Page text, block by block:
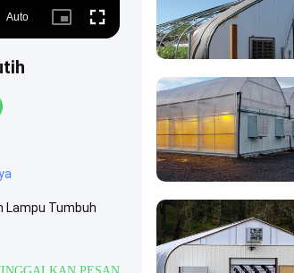
Auto
Picture- Fullscreen
Lampu Tumbuh
PESAN